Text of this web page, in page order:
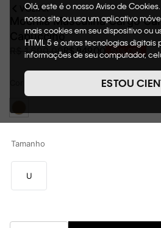
Olá, este é o nosso Aviso de
nosso site ou usa um aplicativo
mais cookies em seu dispositivo ou
HTML 5 e outras tecnologias digitais
informações de seu computador,
de cookies, informaremos quais
suas funções. A forma como
nosso Aviso de Privacidade.
fornecer a você toda a
loja virtual. Para maiores
Cookies acesse o link.
ESTOU
VOLTAR
Mochila Masculina Cargo
Capuccino
1 690 00R$84900 OFF
Tamanho
U